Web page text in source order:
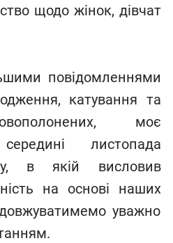
щодо жінок, дівчат
повідомленнями
катування та
моє
листопада
в якій висловив
на основі наших
уважно